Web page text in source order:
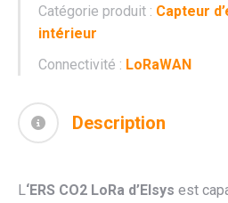
Catégorie produit : Capteur
intérieur
Connectivité : LoRaWAN
Description
L‘ERS CO2 LoRa d’Elsys est